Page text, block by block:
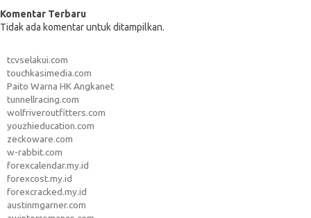
Komentar Terbaru
Tidak ada komentar untuk ditampilkan.
tcvselakui.com
touchkasimedia.com
Paito Warna HK Angkanet
tunnellracing.com
wolfriveroutfitters.com
youzhieducation.com
zeckoware.com
w-rabbit.com
forexcalendar.my.id
forexcost.my.id
forexcracked.my.id
austinmgarner.com